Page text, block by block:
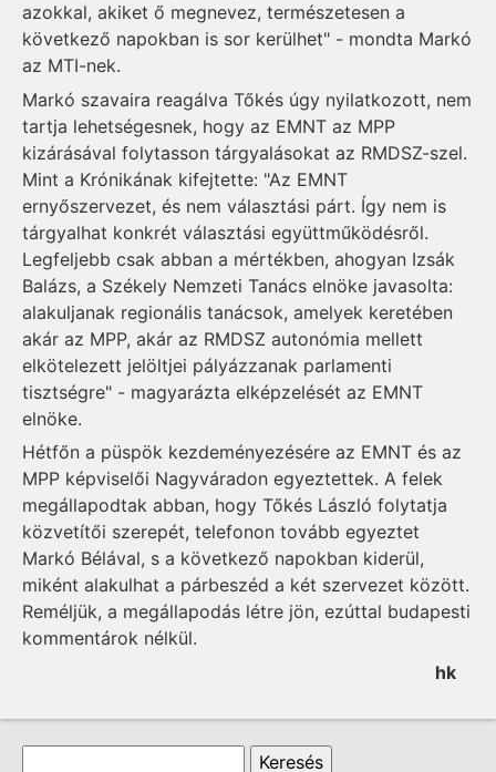
azokkal, akiket ő megnevez, természetesen a
következő napokban is sor kerülhet" - mondta Markó
az MTI-nek.
Markó szavaira reagálva Tőkés úgy nyilatkozott, nem
tartja lehetségesnek, hogy az EMNT az MPP
kizárásával folytasson tárgyalásokat az RMDSZ-szel.
Mint a Krónikának kifejtette: "Az EMNT
ernyőszervezet, és nem választási párt. Így nem is
tárgyalhat konkrét választási együttműködésről.
Legfeljebb csak abban a mértékben, ahogyan Izsák
Balázs, a Székely Nemzeti Tanács elnöke javasolta:
alakuljanak regionális tanácsok, amelyek keretében
akár az MPP, akár az RMDSZ autonómia mellett
elkötelezett jelöltjei pályázzanak parlamenti
tisztségre" - magyarázta elképzelését az EMNT
elnöke.
Hétfőn a püspök kezdeményezésére az EMNT és az
MPP képviselői Nagyváradon egyeztettek. A felek
megállapodtak abban, hogy Tőkés László folytatja
közvetítői szerepét, telefonon tovább egyeztet
Markó Bélával, s a következő napokban kiderül,
miként alakulhat a párbeszéd a két szervezet között.
Reméljük, a megállapodás létre jön, ezúttal budapesti
kommentárok nélkül.
hk
Keresés űrlap